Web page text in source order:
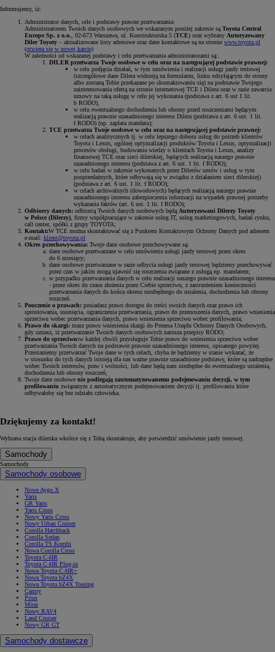
Informujemy, iż:
Administrator danych, cele i podstawy prawne przetwarzania:
Administratorem Twoich danych osobowych we wskazanym poniżej zakresie są Toyota Central
Europe Sp. z o.o. , 02-673 Warszawa, ul. Konstruktorska 5 (TCE) oraz wybrany Autoryzowany
Diler Toyoty – aktualizowane listy adresowe oraz dane kontaktowe są na stronie www.toyota.pl
(otwiera się w nowej karcie)
W zależności od wskazanej podstawy i celu przetwarzania administratorami są:.
DILER przetwarza Twoje osobowe w celu oraz na następującej podstawie prawnej:
w celu podjęcia działań, w tym umówienia i realizacji usługi jazdy testowej
(szczegółowe dane Dilera widnieją na formularzu, linku odsyłającym do strony
albo zostaną Tobie przekazane po skontaktowaniu się) na podstawie Twojego
zainteresowania ofertą na stronie internetowej TCE i Dilera oraz w razie zawarcia
umowy na taką usługę w celu jej wykonania (podstawa z art. 6 ust 1 lit.
b RODO),
w celu ewentualnego dochodzenia lub obrony przed roszczeniami będącym
realizacją prawnie uzasadnionego interesu Dilera (podstawa z art. 6 ust. 1 lit.
f RODO) (np. zapłata mandatu);
TCE przetwarza Twoje osobowe w celu oraz na następującej podstawie prawnej:
w celach analitycznych tj. w celu lepszego doboru usług do potrzeb klientów
Toyota i Lexus, ogólnej optymalizacji produktów Toyota i Lexus, optymalizacji
procesów obsługi, budowania wiedzy o klientach Toyota i Lexus, analizy
finansowej TCE oraz sieci dilerskiej, będących realizacją naszego prawnie
uzasadnionego interesu (podstawa z art. 6 ust. 1 lit. f RODO);
w celu badań w zakresie wykonanych przez Dilerów umów i usług w tym
posprzedażnych, które odbywają się w związku z działaniem sieci dilerskiej)
(podstawa z art. 6 ust. 1 lit. f RODO);
w celach archiwalnych (dowodowych) będących realizacją naszego prawnie
uzasadnionego interesu zabezpieczenia informacji na wypadek prawnej potrzeby
wykazania faktów (art. 6 ust. 1 lit. f RODO);
Odbiorcy danych: odbiorcą Twoich danych osobowych będą Autoryzowani Dilerzy Toyoty
w Polsce (Dilerzy) , firmy współpracujące w zakresie usług IT, usług marketingowych, badań rynku,
call center, spółki z grupy TOYOTA;
Kontakt:W TCE można skontaktować się z Punktem Kontaktowym Ochrony Danych pod adresem
e-mail: klient@toyota.pl
Okres przechowywania: Twoje dane osobowe przechowywane są:
dane osobowe przetwarzane w celu umówienia usługi jazdy testowej przez okres
do 6 miesięcy;
dane osobowe przetwarzane w razie odbycia usługi jazdy testowej będziemy przechowywać
przez czas w jakim mogą ujawnić się roszczenia związane z usługą np. mandatem;
w przypadku przetwarzania danych w celu realizacji naszego prawnie uzasadnionego interesu
- przez okres do czasu złożenia przez Ciebie sprzeciwu, z zastrzeżeniem konieczności
przetwarzania danych do końca okresu niezbędnego do ustalenia, dochodzenia lub obrony
roszczeń.
Pouczenie o prawach: posiadasz prawo dostępu do treści swoich danych oraz prawo ich
sprostowania, usunięcia, ograniczenia przetwarzania, prawo do przenoszenia danych, prawo wniesienia
sprzeciwu wobec przetwarzania danych, prawo wniesienia sprzeciwu wobec profilowania;
Prawo do skargi: masz prawo wniesienia skargi do Prezesa Urzędu Ochrony Danych Osobowych,
gdy uznasz, iż przetwarzanie Twoich danych osobowych narusza przepisy RODO;
Prawo do sprzeciwu:w każdej chwili przysługuje Tobie prawo do wniesienia sprzeciwu wobec
przetwarzania Twoich danych na podstawie prawnie uzasadnionego interesu, opisanego powyżej.
Przestaniemy przetwarzać Twoje dane w tych celach, chyba że będziemy w stanie wykazać, że
w stosunku do tych danych istnieją dla nas ważne prawnie uzasadnione podstawy, które są nadrzędne
wobec Twoich interesów, praw i wolności, lub dane będą nam niezbędne do ewentualnego ustalenia,
dochodzenia lub obrony roszczeń;
Twoje dane osobowe nie podlegają zautomatyzowanemu podejmowaniu decyzji, w tym
profilowaniu związanym z automatycznym podejmowaniem decyzji tj. profilowaniu które
odbywałoby się bez udziału człowieka.
Dziękujemy za kontakt!
Wybrana stacja dilerska wkrótce się z Tobą skontaktuje, aby potwierdzić umówienie jazdy testowej.
Samochody
Samochody
Samochody osobowe
Nowe Aygo X
Yaris
GR Yaris
Yaris Cross
Nowy Yaris Cross
Nowy Urban Cruiser
Corolla Hatchback
Corolla Sedan
Corolla TS Kombi
Nowa Corolla Cross
Toyota C-HR
Toyota C-HR Plug-in
Nowa Toyota C-HR+
Nowa Toyota bZ4X
Nowa Toyota bZ4X Touring
Camry
Prius
Mirai
Nowy RAV4
Land Cruiser
Nowy GR GT
Samochody dostawcze